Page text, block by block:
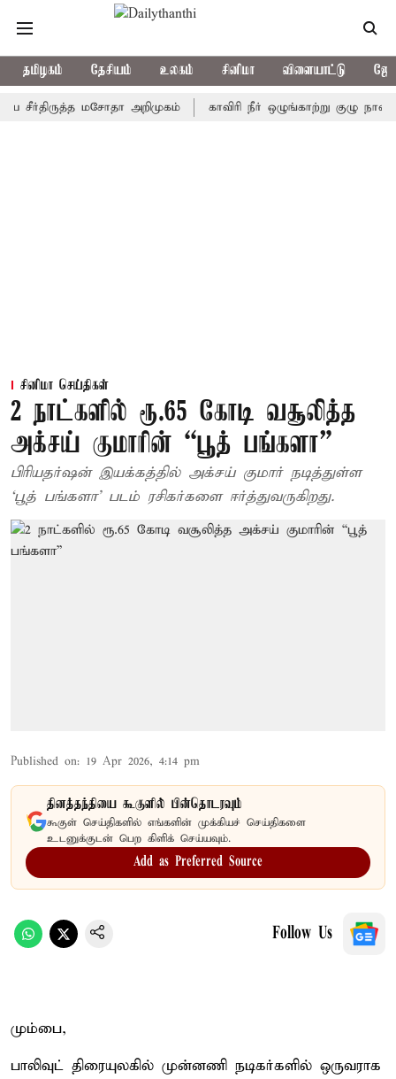
தமிழகம் தேசியம் உலகம் சினிமா விளையாட்டு
மசோதா அறிமுகம் காவிரி நீர் ஒழுங்காற்று குழு நாளை
சினிமா செய்திகள்
2 நாட்களில் ரூ.65 கோடி வசூலித்த
அக்சய் குமாரின் “பூத் பங்களா”
பிரியதர்ஷன் இயக்கத்தில் அக்சய் குமார் நடித்துள்ள
‘பூத் பங்களா’ படம் ரசிகர்களை ஈர்த்துவருகிறது.
Published on: 19 Apr 2026, 4:14 pm
தினத்தந்தியை கூகுளில் பின்தொடரவும்
கூகுள் செய்திகளில் எங்களின் முக்கியச் செய்திகளை
உடனுக்குடன் பெற கிளிக் செய்யவும்.
Add as Preferred Source
Follow Us
மும்பை,
பாலிவுட் திரையுலகில் முன்னணி நடிகர்களில் ஒருவராக